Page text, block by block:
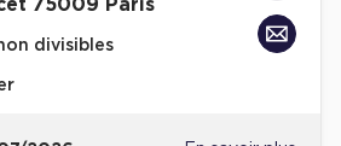
75009 Paris
divisibles